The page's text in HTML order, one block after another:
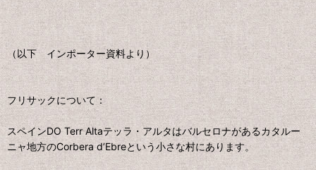
（以下 インポーター資料より）
フリサックについて：
スペインDO Terr Altaテッラ・アルタはバルセロナがあるカタルー
ニャ地方のCorbera d’Ebreという小さな村にあります。